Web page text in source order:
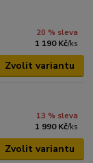
20 % sleva
1 190 Kč/ks
Zvolit variantu
13 % sleva
1 990 Kč/ks
Zvolit variantu